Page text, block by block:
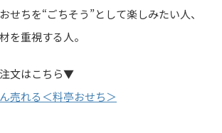
せちを“ごちそう”として楽しみたい人、
を重視する人。
文はこちら▼
売れる＜料亭おせち＞